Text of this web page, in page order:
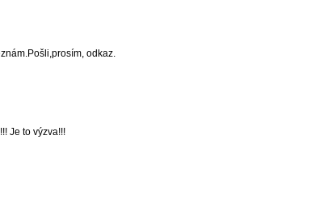
odkaz.
Je to výzva!!!